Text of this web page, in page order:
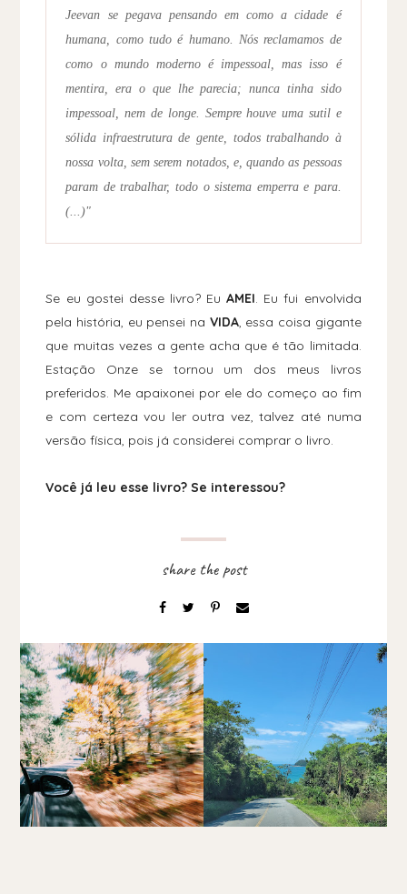
Jeevan se pegava pensando em como a cidade é
humana, como tudo é humano. Nós reclamamos de
como o mundo moderno é impessoal, mas isso é
mentira, era o que lhe parecia; nunca tinha sido
impessoal, nem de longe. Sempre houve uma sutil e
sólida infraestrutura de gente, todos trabalhando à
nossa volta, sem serem notados, e, quando as pessoas
param de trabalhar, todo o sistema emperra e para.
(...)"
Se eu gostei desse livro? EuAMEI. Eu fui envolvida
pela história, eu pensei na VIDA, essa coisa gigante
que muitas vezes a gente acha que é tão limitada.
Estação Onze se tornou um dos meus livros
preferidos. Me apaixonei por ele do começo ao fim
e com certeza vou ler outra vez, talvez até numa
versão física, pois já considerei comprar o livro.
Você já leu esse livro? Se interessou?